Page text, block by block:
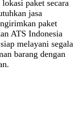
paket secara
jasa
paket
ATS Indonesia
melayani segala
barang dengan